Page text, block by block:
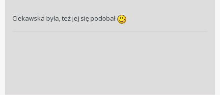
Ciekawska była, też jej się podobał